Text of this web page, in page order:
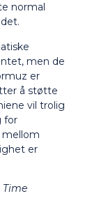
normal
men de
er
å støtte
vil trolig
for
mellom
er
Time